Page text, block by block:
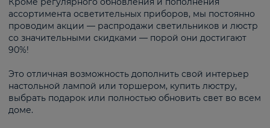
ассортимента осветительных приборов, мы постоянно
проводим акции — распродажи светильников и люстр
со значительными скидками — порой они достигают
90%!
Это отличная возможность дополнить свой интерьер
настольной лампой или торшером, купить люстру,
выбрать подарок или полностью обновить свет во всем
доме.